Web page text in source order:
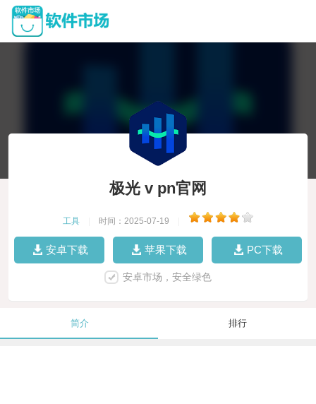
极光 v pn官网
工具 时间：2025-07-19
安卓下载 苹果下载 PC下载
安卓市场，安全绿色
简介 排行